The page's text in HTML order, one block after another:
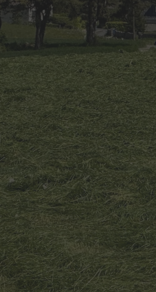
19. Jahrhunderts ein Gebiet
trotzdem kann eine
Eifel-Dekanat, zu der das
Pfarrernennungen wurden